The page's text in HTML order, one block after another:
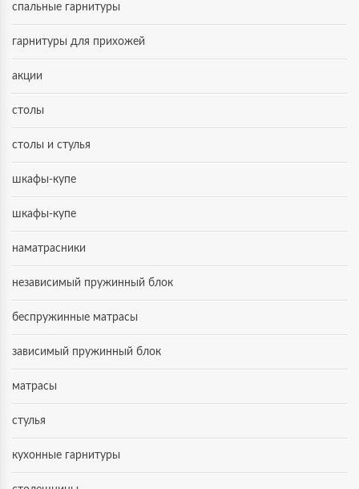
спальные гарнитуры
гарнитуры для прихожей
акции
столы
столы и стулья
шкафы-купе
шкафы-купе
наматрасники
независимый пружинный блок
беспружинные матрасы
зависимый пружинный блок
матрасы
стулья
кухонные гарнитуры